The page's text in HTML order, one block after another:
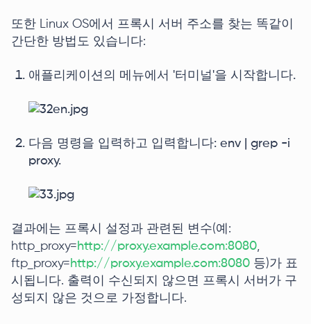
또한 Linux OS에서 프록시 서버 주소를 찾는 똑같이
간단한 방법도 있습니다:
애플리케이션의 메뉴에서 '터미널'을 시작합니다.
다음 명령을 입력하고 입력합니다: env | grep -i
proxy.
결과에는 프록시 설정과 관련된 변수(예:
http_proxy=http://proxy.example.com:8080,
ftp_proxy=http://proxy.example.com:8080 등)가 표
시됩니다. 출력이 수신되지 않으면 프록시 서버가 구
성되지 않은 것으로 가정합니다.